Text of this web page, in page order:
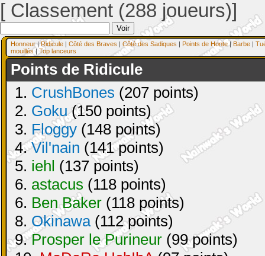
[ Classement (288 joueurs)]
Honneur|Ridicule | Côté des Braves | Côté des Sadiques | Points de Honte| Barbe |
mouillés| Top lanceurs
Points de Ridicule
1. CrushBones (207 points)
2. Goku(150 points)
3. Floggy (148 points)
4.Vil'nain (141 points)
5. iehl (137 points)
6. astacus (118 points)
6. Ben Baker (118 points)
8. Okinawa(112 points)
9.Prosper le Purineur (99 points)